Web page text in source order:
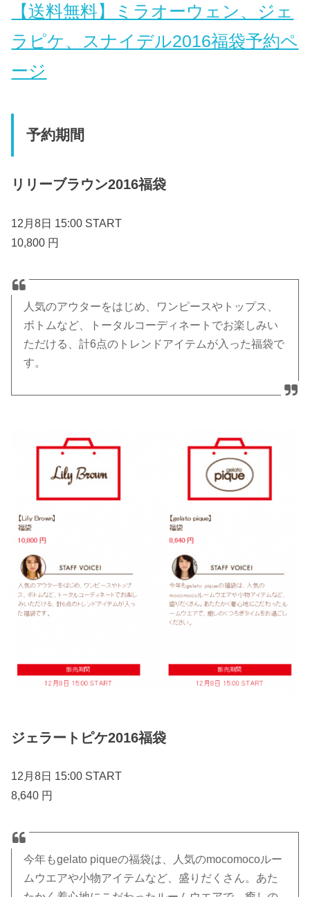
【送料無料】ミラオーウェン、ジェ
ラピケ、スナイデル2016福袋予約ペ
ージ
予約期間
リリーブラウン2016福袋
12月8日 15:00 START
10,800 円
人気のアウターをはじめ、ワンピースやトップス、
ボトムなど、トータルコーディネートでお楽しみい
ただける、計6点のトレンドアイテムが入った福袋で
す。
ジェラートピケ2016福袋
12月8日 15:00 START
8,640 円
今年もgelato piqueの福袋は、人気のmocomocoルー
ムウエアや小物アイテムなど、盛りだくさん。あた